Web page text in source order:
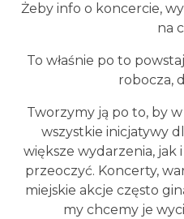
Żeby info o koncercie,
na
To właśnie po to
robocza,
Tworzymy ją po to, by
wszystkie inicjatywy
większe wydarzenia, jak
przeoczyć. Koncerty,
miejskie akcje często
my chcemy je